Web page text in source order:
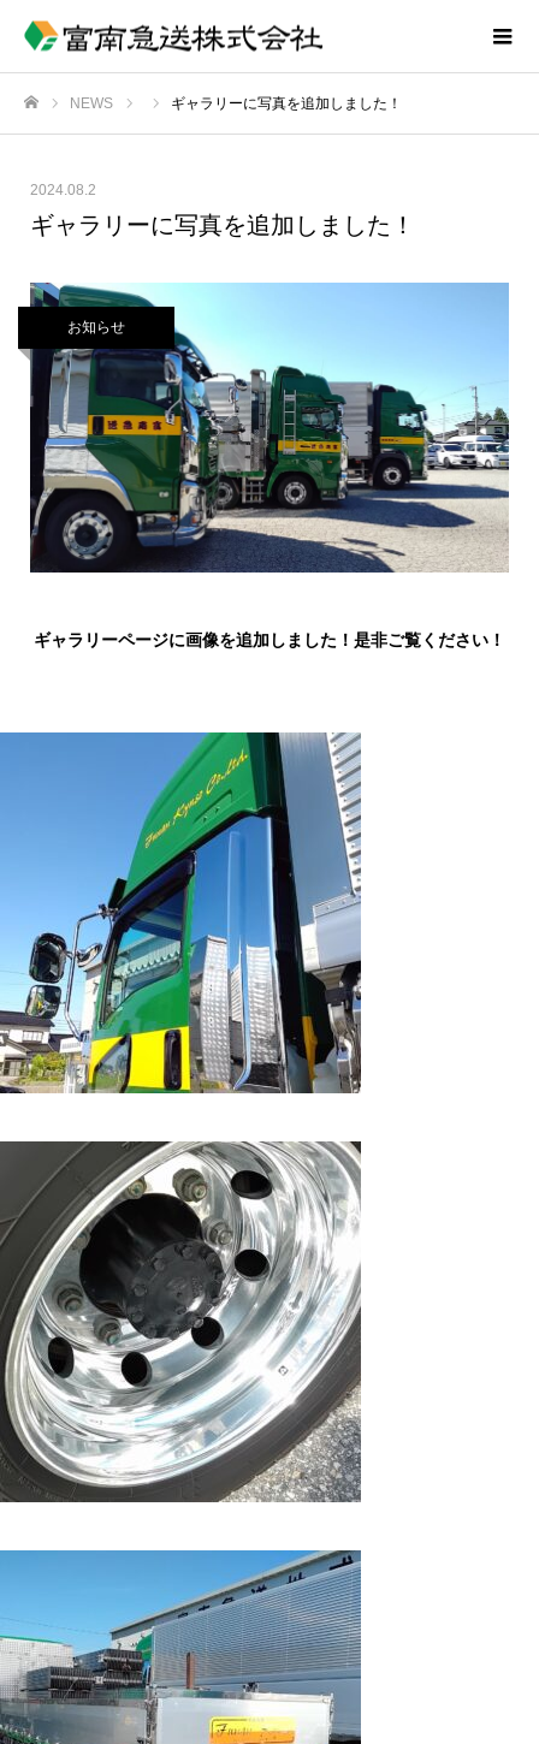
NEWS ギャラリーに写真を追加しました！
2024.08.2
ギャラリーに写真を追加しました！
お知らせ
ギャラリーページに画像を追加しました！是非ご覧ください！